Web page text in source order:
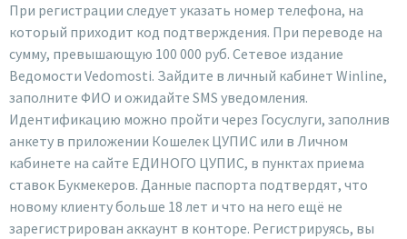
При регистрации следует указать номер телефона, на
который приходит код подтверждения. При переводе на
сумму, превышающую 100 000 руб. Сетевое издание
Ведомости Vedomosti. Зайдите в личный кабинет Winline,
заполните ФИО и ожидайте SMS уведомления.
Идентификацию можно пройти через Госуслуги, заполнив
анкету в приложении Кошелек ЦУПИС или в Личном
кабинете на сайте ЕДИНОГО ЦУПИС, в пунктах приема
ставок Букмекеров. Данные паспорта подтвердят, что
новому клиенту больше 18 лет и что на него ещё не
зарегистрирован аккаунт в конторе. Регистрируясь, вы